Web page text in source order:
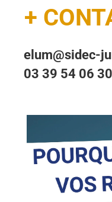
+
elum@sidec-
03 39 54 06 30